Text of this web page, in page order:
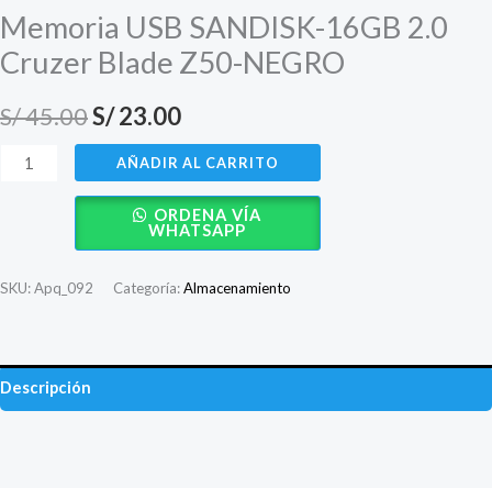
Memoria USB SANDISK-16GB 2.0
Cruzer Blade Z50-NEGRO
S/45.00El
precio
original
era:
S/ 45.00.
S/23.00El
precio
actual
es:
S/ 23.00.
Memoria
Z50-
NEGRO
AÑADIR AL CARRITO
ORDENA VÍA
WHATSAPP
SKU:Apq_092 Categoría:Almacenamiento
Descripción